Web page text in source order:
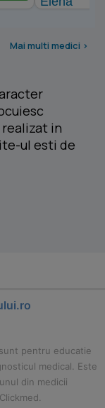
Mai multi medici >
in
ul esti de
pentru educatie
medical. Este
din medicii